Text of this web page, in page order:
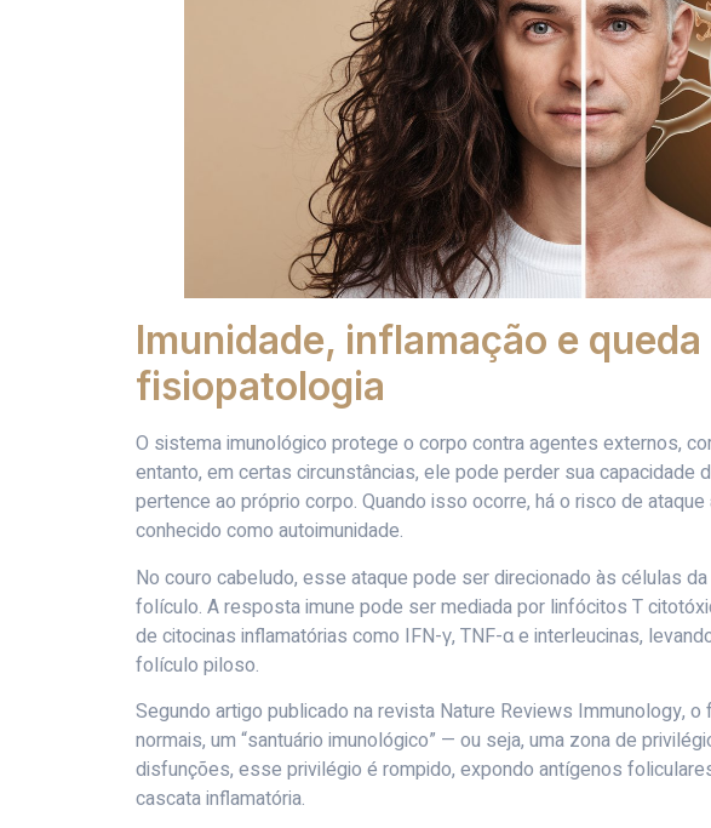
Imunidade, inflamação e
fisiopatologia
O sistema imunológico protege o corpo contra agentes externos,
entanto, em certas circunstâncias, ele pode perder sua capacidade
pertence ao próprio corpo. Quando isso ocorre, há o risco de
conhecido como autoimunidade.
No couro cabeludo, esse ataque pode ser direcionado às células
folículo. A resposta imune pode ser mediada por linfócitos T
de citocinas inflamatórias como IFN-γ, TNF-α e interleucinas,
folículo piloso.
Segundo artigo publicado na revista Nature Reviews Immunology,
normais, um “santuário imunológico” — ou seja, uma zona de
disfunções, esse privilégio é rompido, expondo antígenos
cascata inflamatória.